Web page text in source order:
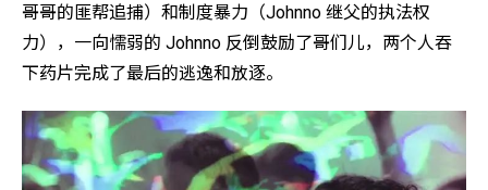
哥哥的匪帮追捕）和制度暴力（Johnno 继父的执法权
力），一向懦弱的 Johnno 反倒鼓励了哥们儿，两个人吞
下药片完成了最后的逃逸和放逐。